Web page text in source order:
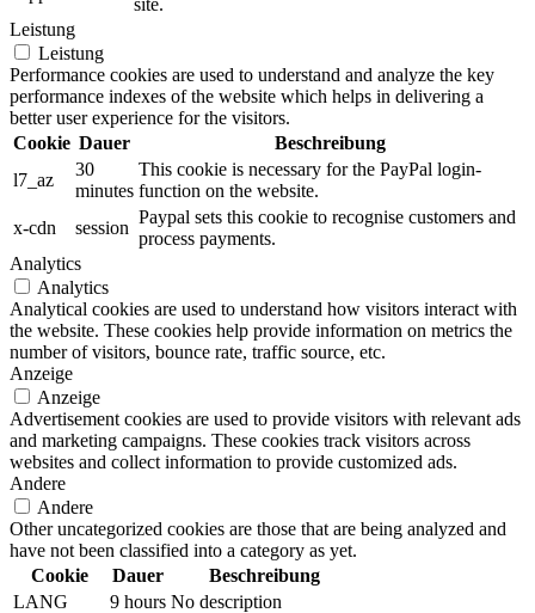
Leistung
Leistung
Performance cookies are used to understand and analyze the key
performance indexes of the website which helps in delivering a
better user experience for the visitors.
Cookie Dauer
Beschreibung
l7_az
30
minutes
This cookie is necessary for the PayPal login-
function on the website.
x-cdn
session
Paypal sets this cookie to recognise customers and
process payments.
Analytics
Analytics
Analytical cookies are used to understand how visitors interact with
the website. These cookies help provide information on metrics the
number of visitors, bounce rate, traffic source, etc.
Anzeige
Anzeige
Advertisement cookies are used to provide visitors with relevant ads
and marketing campaigns. These cookies track visitors across
websites and collect information to provide customized ads.
Andere
Andere
Other uncategorized cookies are those that are being analyzed and
have not been classified into a category as yet.
Cookie
Dauer
Beschreibung
LANG
9 hours No description